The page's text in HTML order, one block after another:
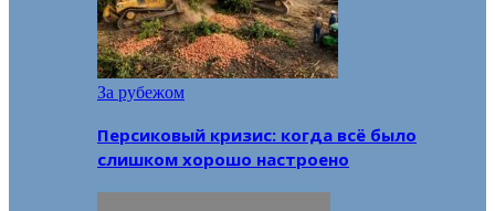
За рубежом
Персиковый кризис: когда всё было
слишком хорошо настроено